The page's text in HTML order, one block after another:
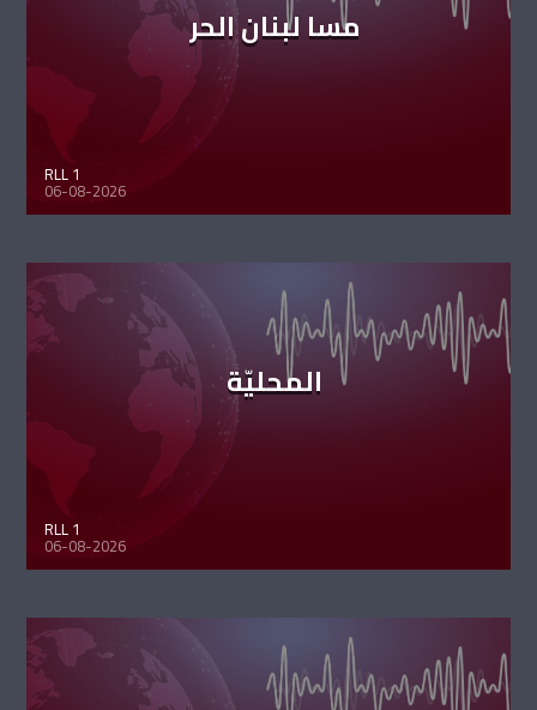
مسا لبنان الحر
RLL 1
06-08-2026
المحليّة
RLL 1
06-08-2026